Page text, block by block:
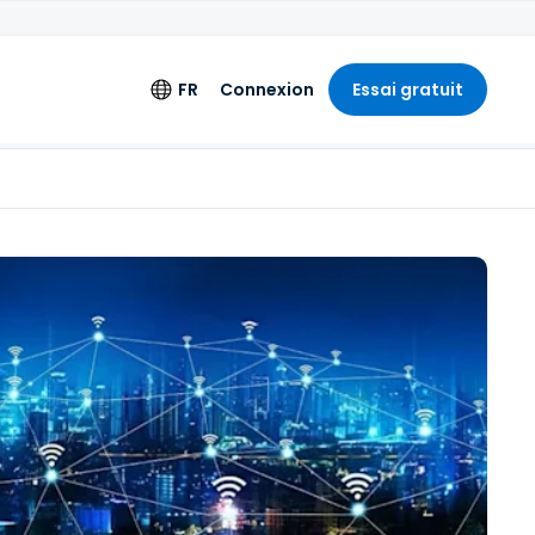
FR
Français
Italiano
Nederlands
Português
简体中文
Connexion Essai gratuit